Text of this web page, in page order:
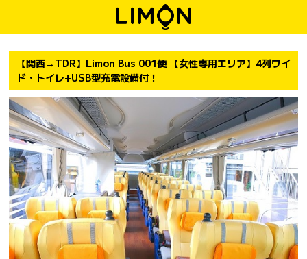
【関西→TDR】Limon Bus 001便 【女性専用エリア】4列ワイ
ド・トイレ+USB型充電設備付！